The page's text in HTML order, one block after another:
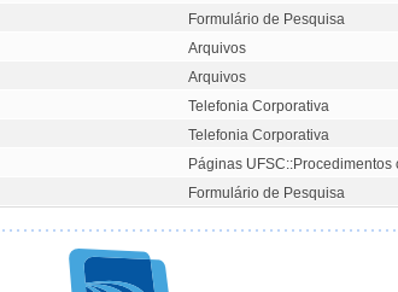
Formulário de Pesquisa
Arquivos
Arquivos
Telefonia Corporativa
Telefonia Corporativa
Páginas UFSC::Procedimentos
Formulário de Pesquisa